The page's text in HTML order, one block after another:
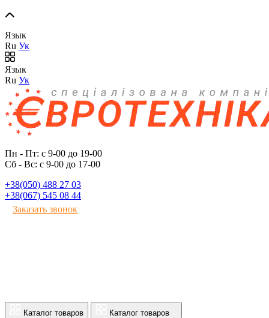
Язык
Ru Ук
Язык
Ru Ук
Пн - Пт: с 9-00 до 19-00
Сб - Вс: с 9-00 до 17-00
+38(050) 488 27 03
+38(067) 545 08 44
Заказать звонок
Каталог товаров Каталог товаров